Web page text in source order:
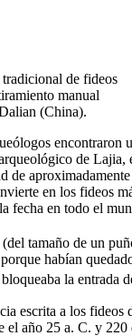
de fideos
manual
(China).
encontraron
de Lajia,
de
en los fideos
fecha en todo el
tamaño de un
habían
la entrada
escrita a los fideos
el año 25 a. C. y 220